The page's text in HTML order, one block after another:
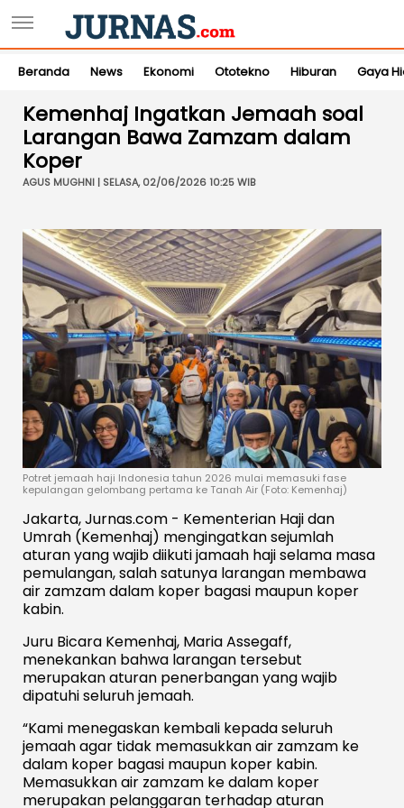
Beranda News Ekonomi Ototekno Hiburan Gaya
Kemenhaj Ingatkan Jemaah soal
Larangan Bawa Zamzam dalam
Koper
AGUS MUGHNI | SELASA, 02/06/2026 10:25 WIB
Potret jemaah haji Indonesia tahun 2026 mulai memasuki fase
kepulangan gelombang pertama ke Tanah Air (Foto: Kemenhaj)
Jakarta, Jurnas.com - Kementerian Haji dan
Umrah (Kemenhaj) mengingatkan sejumlah
aturan yang wajib diikuti jamaah haji selama masa
pemulangan, salah satunya larangan membawa
air zamzam dalam koper bagasi maupun koper
kabin.
Juru Bicara Kemenhaj, Maria Assegaff,
menekankan bahwa larangan tersebut
merupakan aturan penerbangan yang wajib
dipatuhi seluruh jemaah.
“Kami menegaskan kembali kepada seluruh
jemaah agar tidak memasukkan air zamzam ke
dalam koper bagasi maupun koper kabin.
Memasukkan air zamzam ke dalam koper
merupakan pelanggaran terhadap aturan